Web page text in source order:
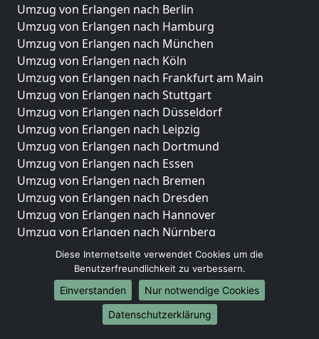
Umzug von Erlangen nach Berlin
Umzug von Erlangen nach Hamburg
Umzug von Erlangen nach München
Umzug von Erlangen nach Köln
Umzug von Erlangen nach Frankfurt am Main
Umzug von Erlangen nach Stuttgart
Umzug von Erlangen nach Düsseldorf
Umzug von Erlangen nach Leipzig
Umzug von Erlangen nach Dortmund
Umzug von Erlangen nach Essen
Umzug von Erlangen nach Bremen
Umzug von Erlangen nach Dresden
Umzug von Erlangen nach Hannover
Umzug von Erlangen nach Nürnberg
Umzug von Erlangen nach Duisburg
Umzug von Erlangen nach Bochum
Umzug von Erlangen nach Wuppertal
Umzug von Erlangen nach Bielefeld
Umzug von Erlangen nach Bonn
Diese Internetseite verwendet Cookies um die
Benutzerfreundlichkeit zu verbessern.
Einverstanden
Nur notwendige Cookies
Datenschutzerklärung